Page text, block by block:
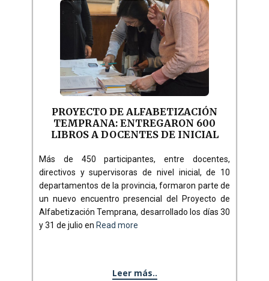
PROYECTO DE ALFABETIZACIÓN
TEMPRANA: ENTREGARON 600
LIBROS A DOCENTES DE INICIAL
Más de 450 participantes, entre docentes,
directivos y supervisoras de nivel inicial, de 10
departamentos de la provincia, formaron parte de
un nuevo encuentro presencial del Proyecto de
Alfabetización Temprana, desarrollado los días 30
y 31 de julio en Read more
Leer más..